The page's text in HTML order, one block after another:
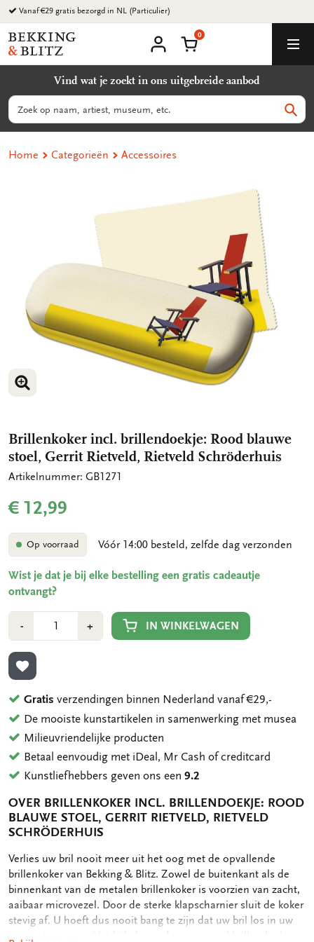
Ga
naar
content
Vanaf €29 gratis bezorgd in NL (Particulier)
Bekking
&
B.V.
account
Winkelmand
0
Vind wat je zoekt in ons uitgebreide aanbod
Zoeken
Home Categorieën Accessoires
VERGROOT AFBEELDING
Brillenkoker incl. brillendoekje: Rood blauwe
stoel, Gerrit Rietveld, Rietveld Schröderhuis
Artikelnummer: GB1271
€ 12,99
Op voorraad Vóór 14:00 besteld, zelfde dag verzonden
Wist je dat je bij elke bestelling een gratis cadeautje
ontvangt?
-Min
1
+Plus
1
IN WINKELWAGEN
TOEVOEGEN AAN VERLANGLIJST
Gratis verzendingen binnen Nederland vanaf €29,-
De mooiste kunstartikelen in samenwerking met musea
Milieuvriendelijke producten
Betaal eenvoudig met iDeal, Mr Cash of creditcard
Kunstliefhebbers geven ons een9.2
OVER BRILLENKOKER INCL. BRILLENDOEKJE: ROOD
BLAUWE STOEL, GERRIT RIETVELD, RIETVELD
SCHRÖDERHUIS
OMSCHRIJVING
Verlies uw bril nooit meer uit het oog met de opvallende
brillenkoker van Bekking & Blitz. Zowel de buitenkant als de
binnenkant van de metalen brillenkoker is voorzien van zacht,
aaibaar microvezel. Door de sterke klapscharnier sluit de koker
stevig af. U hoeft dus nooit bang te zijn dat uw bril los in uw